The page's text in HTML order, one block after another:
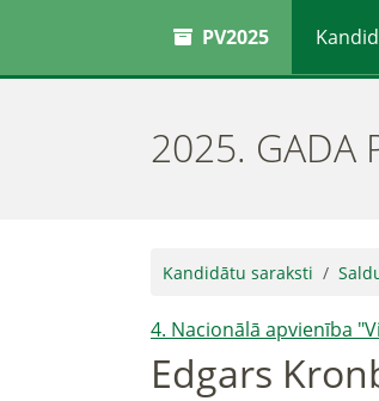
PV2025
2025. GADA
Kandidātu saraksti
4. Nacionālā apvienība
Edgars